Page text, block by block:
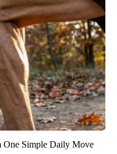
One Simple Daily Move